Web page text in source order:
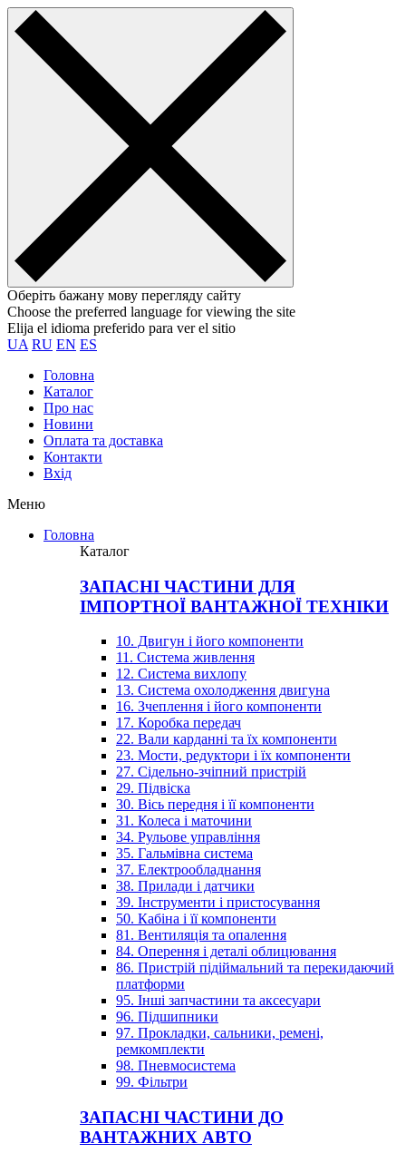
Оберіть бажану мову перегляду сайту
Choose the preferred language for viewing the site
Elija el idioma preferido para ver el sitio
UA RU EN ES
Головна
Каталог
Про нас
Новини
Оплата та доставка
Контакти
Вхiд
Меню
Головна
Каталог
ЗАПАСНІ ЧАСТИНИ ДЛЯ
ІМПОРТНОЇ ВАНТАЖНОЇ ТЕХНІКИ
10. Двигун і його компоненти
11. Система живлення
12. Система вихлопу
13. Система охолодження двигуна
16. Зчеплення і його компоненти
17. Коробка передач
22. Вали карданні та їх компоненти
23. Мости, редуктори і їх компоненти
27. Сідельно-зчіпний пристрій
29. Підвіска
30. Вісь передня і її компоненти
31. Колеса і маточини
34. Рульове управління
35. Гальмівна система
37. Електрообладнання
38. Прилади і датчики
39. Інструменти і пристосування
50. Кабіна і її компоненти
81. Вентиляція та опалення
84. Оперення і деталі облицювання
86. Пристрій підіймальний та перекидаючий
платформи
95. Інші запчастини та аксесуари
96. Підшипники
97. Прокладки, сальники, ремені,
ремкомплекти
98. Пневмосистема
99. Фільтри
ЗАПАСНІ ЧАСТИНИ ДО
ВАНТАЖНИХ АВТО